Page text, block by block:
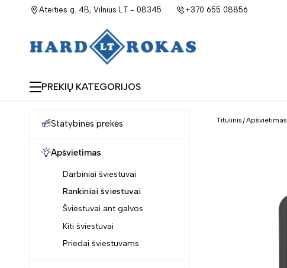
Ateities g. 4B, Vilnius LT - 08345 +370 655 08856
PREKIŲ KATEGORIJOS
Statybinės prekės
Apšvietimas
Darbiniai šviestuvai
Rankiniai šviestuvai
Šviestuvai ant galvos
Kiti šviestuvai
Priedai šviestuvams
Titulinis Apšvietimas